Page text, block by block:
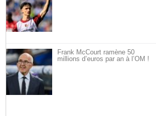
Frank McCourt ramène 50
millions d’euros par an à l’OM !